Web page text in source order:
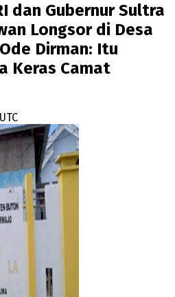
dan Gubernur Sultra
Longsor di Desa
Dirman: Itu
Keras Camat